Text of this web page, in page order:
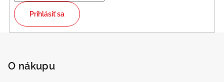
r
Prihlásiť sa
O nákupu